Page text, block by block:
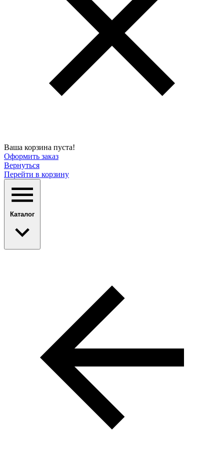
Ваша корзина пуста!
Оформить заказ
Вернуться
Перейти в корзину
Каталог